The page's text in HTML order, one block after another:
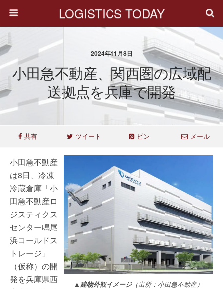
LOGISTICS TODAY
2024年11月8日
小田急不動産、関西圏の広域配
送拠点を兵庫で開発
共有 ツイート ピン メール
▲建物外観イメージ（出所：小田急不動産）
小田急不動産
は8日、冷凍
冷蔵倉庫「小
田急不動産ロ
ジスティクス
センター鳴尾
浜コールドス
トレージ」
（仮称）の開
発を兵庫県西